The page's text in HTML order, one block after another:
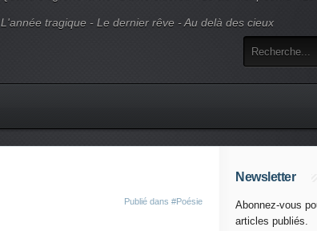
L'année tragique - Le dernier rêve - Au delà des cieux
Publié dans #Poésie
Newsletter
Abonnez-vous
articles publiés.